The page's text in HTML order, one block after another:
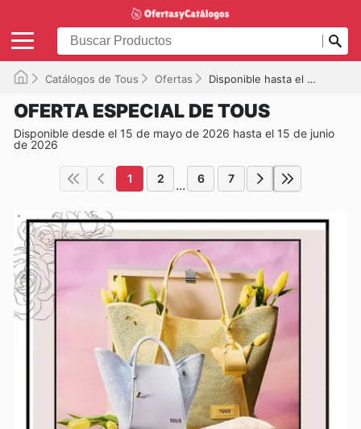
Catálogos de Tous Ofertas Disponible hasta el 15/06/2026
OFERTA ESPECIAL DE TOUS
Disponible desde el 15 de mayo de 2026 hasta el 15 de junio
de 2026
1 2 ... 6 7